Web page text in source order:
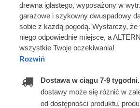
drewna iglastego, wyposażony w
garażowe i szykowny dwuspadowy
sobie z każdą pogodą. Wystarczy,
niego odpowiednie miejsce, a
wszystkie Twoje oczekiwania!
Rozwiń
Dostawa w ciągu 7-9 tygodni.
dostawy może się różnić w
od dostępności produktu,